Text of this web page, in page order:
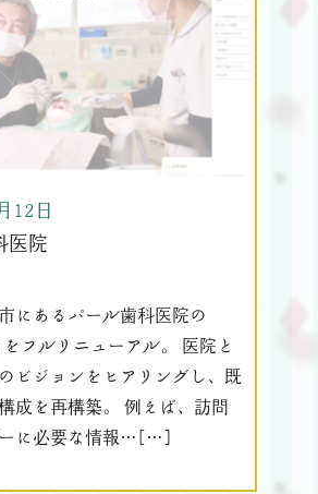
12日
医院
にあるパール歯科医院の
フルリニューアル。 医院と
ビジョンをヒアリングし、既
成を再構築。 例えば、訪問
ーに必要な情報…[…]